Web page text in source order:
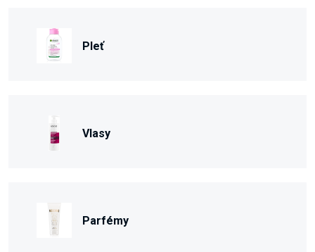
Pleť
Vlasy
Parfémy